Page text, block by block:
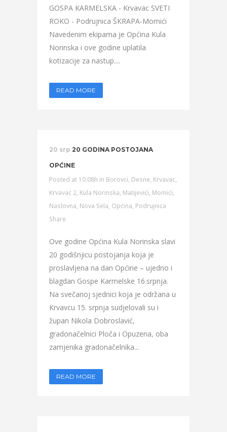
GOSPA KARMELSKA - Krvavac SVETI
ROKO - Podrujnica ŠKRAPA-Momići
Navedenim ekipama je Općina Kula
Norinska i ove godine uplatila
kotizacije za nastup....
READ MORE
20 srp 20 GODINA POSTOJANA
OPĆINE
Posted at 10:08h in Borovci, Desne, Krvavac,
Krvavac 2, Kula Norinska, Matijevići, Momići,
Naslovna, Nova Sela, Općina, Podrujnica
Share
Ove godine Općina Kula Norinska slavi
20 godišnjicu postojanja koja je
proslavljena na dan Općine – ujedno i
blagdan Gospe Karmelske 16.srpnja.
Na svečanoj sjednici koja je održana u
Krvavcu 15. srpnja sudjelovali su i
župan Nikola Dobroslavić,
gradonačelnici Ploča i Opuzena, oba
zamjenika gradonačelnika...
READ MORE